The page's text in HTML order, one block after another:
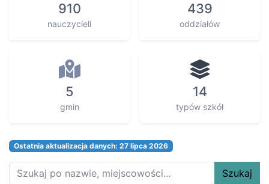
910
nauczycieli
439
oddziałów
5
gmin
14
typów szkół
Ostatnia aktualizacja danych: 27 lipca 2026
Szukaj